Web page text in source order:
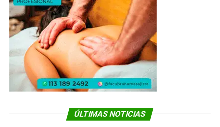
ÚLTIMAS NOTICIAS